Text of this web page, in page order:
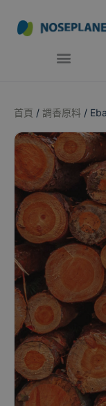
首頁 / 調香原料 /